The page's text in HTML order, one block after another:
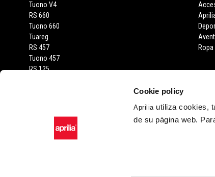
Cookie policy
Aprilia utiliza cookies,
de su página web.
Tuono V4
RS 660
Tuono 660
Tuareg
RS 457
Tuono 457
RS 125